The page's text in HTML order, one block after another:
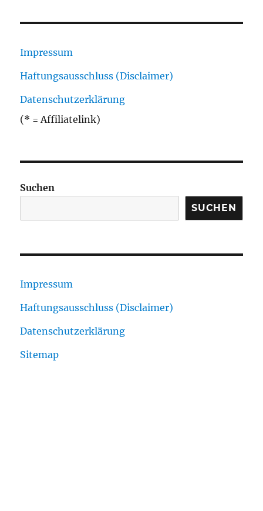
Impressum
Haftungsausschluss (Disclaimer)
Datenschutzerklärung
(* = Affiliatelink)
Suchen
SUCHEN
Impressum
Haftungsausschluss (Disclaimer)
Datenschutzerklärung
Sitemap